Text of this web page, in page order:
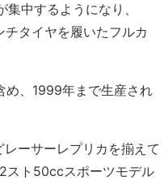
中するようになり、
タイヤを履いたフルカ
め、1999年まで生産され
ーサーレプリカを揃えて
スト50ccスポーツモデル